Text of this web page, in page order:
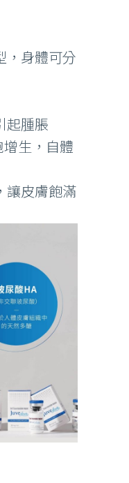
，身體可分
起腫脹
生，自體
讓皮膚飽滿